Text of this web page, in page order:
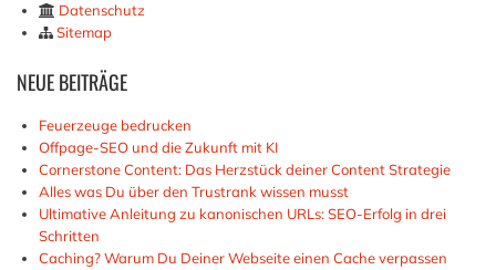
Datenschutz
Sitemap
NEUEBEITRÄGE
Feuerzeuge bedrucken
Offpage-SEO und die Zukunft mit KI
Cornerstone Content: Das Herzstück deiner Content Strategie
Alles was Du über den Trustrank wissen musst
Ultimative Anleitung zu kanonischen URLs: SEO-Erfolg in drei
Schritten
Caching? Warum Du Deiner Webseite einen Cache verpassen